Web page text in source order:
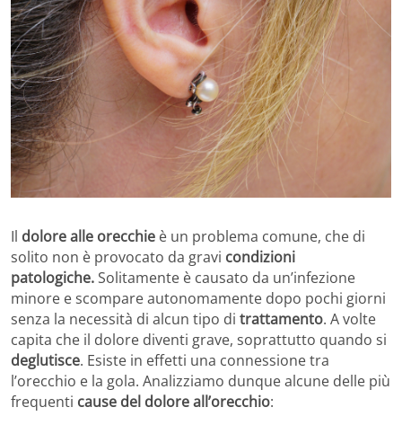
Il dolore alle orecchie è un problema comune, che di
solito non è provocato da gravi condizioni
patologiche.Solitamente è causato da un’infezione
minore e scompare autonomamente dopo pochi giorni
senza la necessità di alcun tipo di trattamento. A volte
capita che il dolore diventi grave, soprattutto quando si
deglutisce. Esiste in effetti una connessione tra
l’orecchio e la gola. Analizziamo dunque alcune delle più
frequenti cause del dolore all’orecchio: